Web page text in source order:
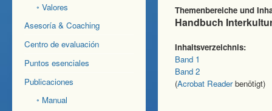
◦ Valores
Asesoría & Coaching
Centro de evaluación
Puntos esenciales
Publicaciones
◦ Manual
Themenbereiche und
Handbuch
Inhaltsverzeichnis:
Band 1
Band 2
(Acrobat Readerbenötigt)